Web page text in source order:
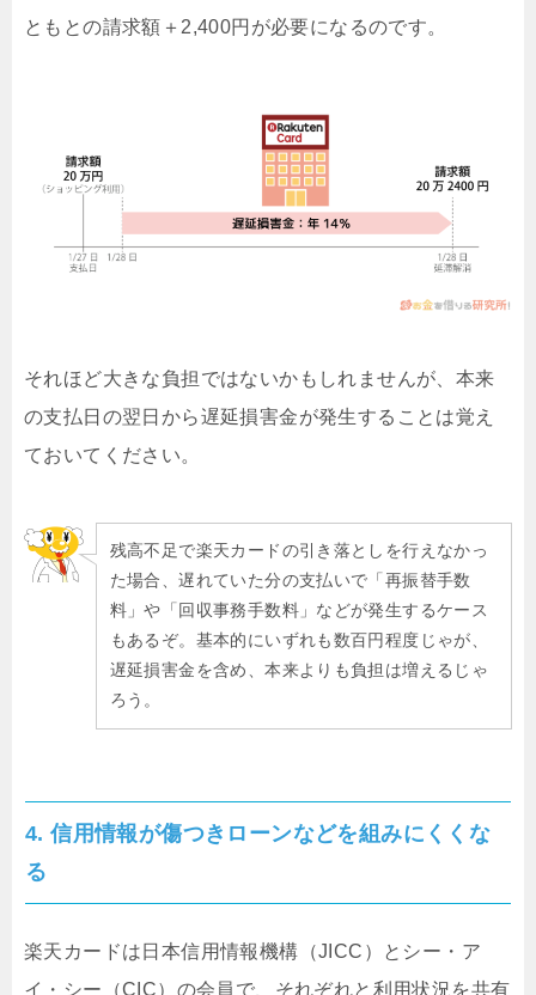
ともとの請求額＋2,400円が必要になるのです。
それほど大きな負担ではないかもしれませんが、本来
の支払日の翌日から遅延損害金が発生することは覚え
ておいてください。
残高不足で楽天カードの引き落としを行えなかっ
た場合、遅れていた分の支払いで「再振替手数
料」や「回収事務手数料」などが発生するケース
もあるぞ。基本的にいずれも数百円程度じゃが、
遅延損害金を含め、本来よりも負担は増えるじゃ
ろう。
4. 信用情報が傷つきローンなどを組みにくくな
る
楽天カードは日本信用情報機構（JICC）とシー・ア
イ・シー（CIC）の会員で、それぞれと利用状況を共有